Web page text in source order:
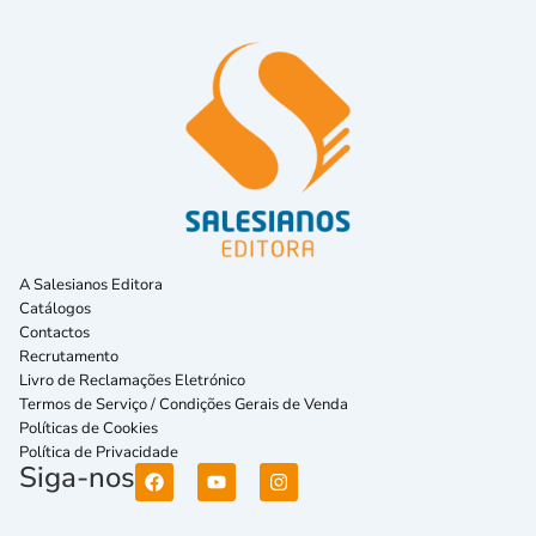
A Salesianos Editora
Catálogos
Contactos
Recrutamento
Livro de Reclamações Eletrónico
Termos de Serviço / Condições Gerais de Venda
Políticas de Cookies
Política de Privacidade
Siga-nos